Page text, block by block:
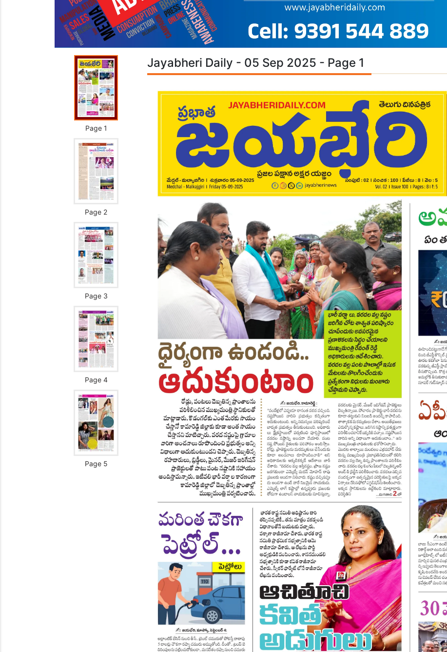
Page 1
Page 2
Page 3
Page 4
Page 5
Jayabheri Daily - 05 Sep 2025 - Page 1